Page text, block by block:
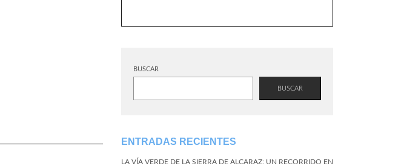
BUSCAR
BUSCAR
ENTRADAS RECIENTES
LA VÍA VERDE DE LA SIERRA DE ALCARAZ: UN RECORRIDO EN